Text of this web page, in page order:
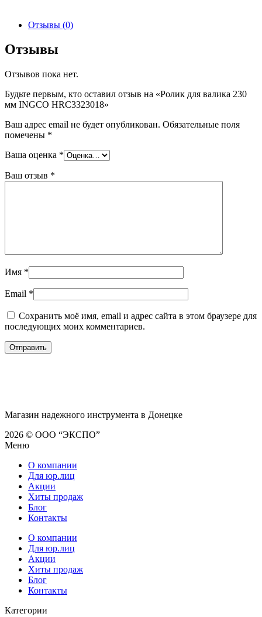
Отзывы (0)
Отзывы
Отзывов пока нет.
Будьте первым, кто оставил отзыв на «Ролик для валика 230
мм INGCO HRC3323018»
Ваш адрес email не будет опубликован. Обязательные поля
помечены *
Ваша оценка *
Ваш отзыв *
Имя *
Email *
Сохранить моё имя, email и адрес сайта в этом браузере для
последующих моих комментариев.
Магазин надежного инструмента в Донецке
2026 © ООО “ЭКСПО”
Меню
О компании
Для юр.лиц
Акции
Хиты продаж
Блог
Контакты
О компании
Для юр.лиц
Акции
Хиты продаж
Блог
Контакты
Категории